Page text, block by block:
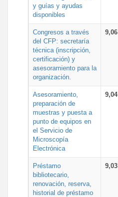
y guías y ayudas
disponibles
Congresos a través
del CFP: secretaría
técnica (inscripción,
certificación) y
asesoramiento para la
organización.
9,06
Asesoramiento,
preparación de
muestras y puesta a
punto de equipos en
el Servicio de
Microscopía
Electrónica
9,04
Préstamo
bibliotecario,
renovación, reserva,
historial de préstamo
9,03